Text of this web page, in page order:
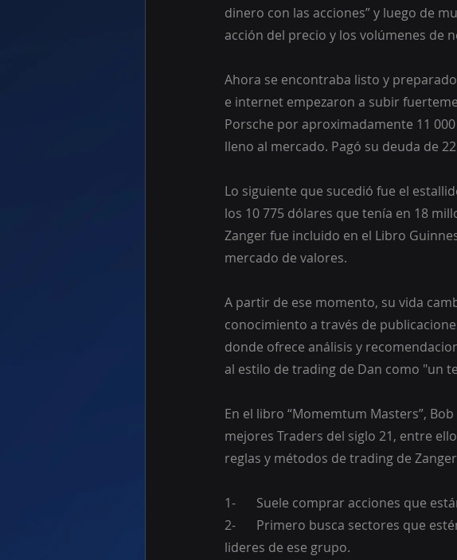
dinero con las acciones” y luego de
acción del precio y los volúmenes de
Ahora se encontraba listo y
e internet empezaron a subir
Porsche por aproximadamente 11
lleno al mercado. Pagó su deuda de
Lo siguiente que sucedió fue el
los 10 775 dólares que tenía en 18
Zanger fue incluido en el Libro
mercado de valores.
A partir de ese momento, su vida
conocimiento a través de
donde ofrece análisis y
al estilo de trading de Dan como "un
En el libro “Momemtum Masters”,
mejores Traders del siglo 21, entre
reglas y métodos de trading de
1-	Suele comprar acciones que
2-	Primero busca sectores que estén teniendo altos retornos y luego intenta centrarse en los
lideres de ese grupo.